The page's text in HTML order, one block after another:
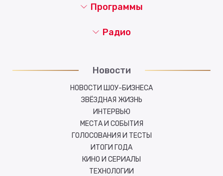
Новости
НОВОСТИ ШОУ-БИЗНЕСА
ЗВЁЗДНАЯ ЖИЗНЬ
ИНТЕРВЬЮ
МЕСТА И СОБЫТИЯ
ГОЛОСОВАНИЯ И ТЕСТЫ
ИТОГИ ГОДА
КИНО И СЕРИАЛЫ
ТЕХНОЛОГИИ
Программы
Радио